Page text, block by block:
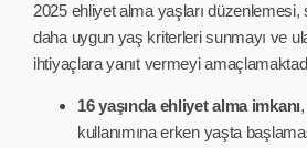
2025 ehliyet alma yaşları düzenlemesi,
daha uygun yaş kriterleri sunmayı ve
ihtiyaçlara yanıt vermeyi
16 yaşında ehliyet alma imkanı
kullanımına erken yaşta